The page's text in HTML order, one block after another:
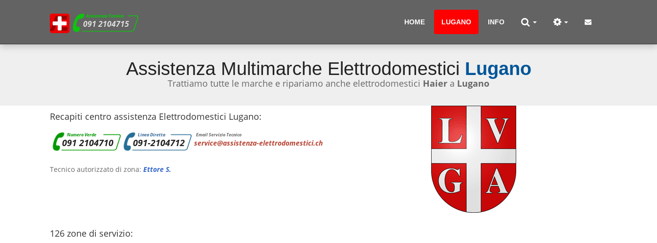
Assistenza Tecnica
091 2104715 HOME LUGANO INFO
Assistenza Multimarche Elettrodomestici Lugano
Trattiamo tutte le marche e ripariamo anche elettrodomestici Haier a Lugano
Recapiti centro assistenza Elettrodomestici Lugano:
Numero Verde
091 2104710
Linea Diretta
091-2104712
Email Servizio Tecnico
service@assistenza-elettrodomestici.ch
Tecnico autorizzato di zona: Ettore S.
126 zone di servizio: